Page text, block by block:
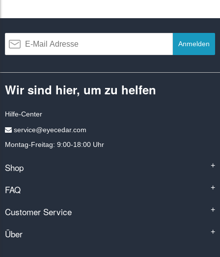
Anmelden
Wir sind hier, um zu helfen
Hilfe-Center
service@eyecedar.com
Montag-Freitag: 9:00-18:00 Uhr
Shop +
FAQ +
Customer Service +
Über +